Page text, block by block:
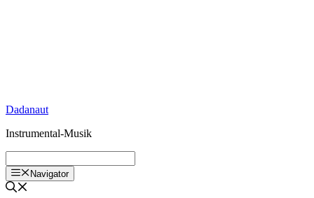
Dadanaut
Instrumental-Musik
Navigator